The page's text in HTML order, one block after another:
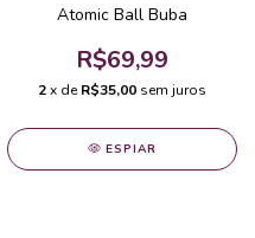
Atomic Ball Buba
R$69,99
2x deR$35,00 sem juros
ESPIAR